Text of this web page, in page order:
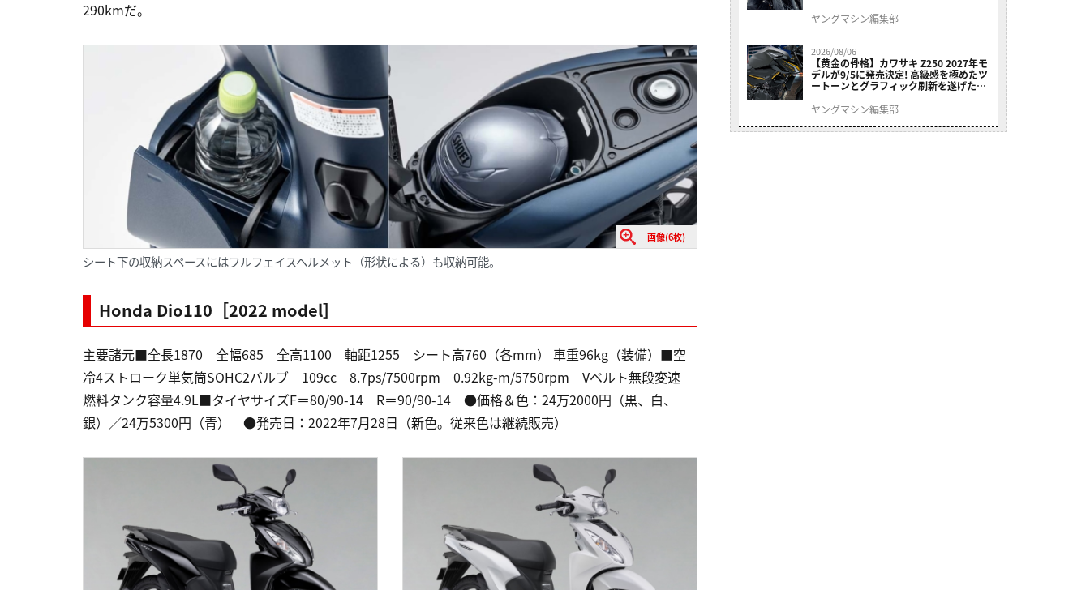
290kmだ。
画像(6枚)
シート下の収納スペースにはフルフェイスヘルメット（形状による）も収納可能。
Honda Dio110［2022 model］
主要諸元■全長1870 全幅685 全高1100 軸距1255 シート高760（各mm） 車重96kg（装備）■空
冷4ストローク単気筒SOHC2バルブ 109cc 8.7ps/7500rpm 0.92kg-m/5750rpm Vベルト無段変速
燃料タンク容量4.9L■タイヤサイズF＝80/90-14 R＝90/90-14 ●価格＆色：24万2000円（黒、白、
銀）／24万5300円（青） ●発売日：2022年7月28日（新色。従来色は継続販売）
9/5発売
ヤングマシン編集部
2026/08/06
【黄金の骨格】カワサキ Z250 2027年モ
デルが9/5に発売決定! 高級感を極めたツ
ートーンとグラフィック刷新を遂げた本
ヤングマシン編集部